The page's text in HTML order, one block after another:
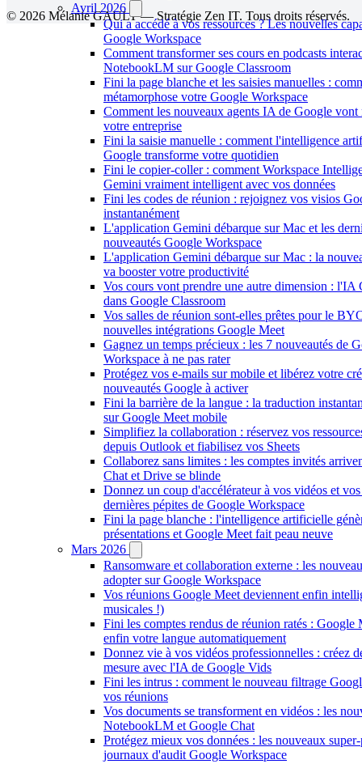
Avril 2026
Qui a accédé à vos ressources ? Les nouvelles
Google Workspace
Comment transformer ses cours en podcasts
NotebookLM sur Google Classroom
Fini la page blanche et les saisies manuelles :
métamorphose votre Google Workspace
Comment les nouveaux agents IA de Google
votre entreprise
Fini la saisie manuelle : comment l'intelligence
Google transforme votre quotidien
Fini le copier-coller : comment Workspace
Gemini vraiment intelligent avec vos données
Fini les codes de réunion : rejoignez vos visios
instantanément
L'application Gemini débarque sur Mac et les
nouveautés Google Workspace
L'application Gemini débarque sur Mac : la
va booster votre productivité
Vos cours vont prendre une autre dimension : l'IA
dans Google Classroom
Vos salles de réunion sont-elles prêtes pour le
nouvelles intégrations Google Meet
Gagnez un temps précieux : les 7 nouveautés de
Workspace à ne pas rater
Protégez vos e-mails sur mobile et libérez votre
nouveautés Google à activer
Fini la barrière de la langue : la traduction
sur Google Meet mobile
Simplifiez la collaboration : réservez vos
depuis Outlook et fiabilisez vos Sheets
Collaborez sans limites : les comptes invités
Chat et Drive se blinde
Donnez un coup d'accélérateur à vos vidéos et
dernières pépites de Google Workspace
Fini la page blanche : l'intelligence artificielle
présentations et Google Meet fait peau neuve
Mars 2026
Ransomware et collaboration externe : les
adopter sur Google Workspace
Vos réunions Google Meet deviennent enfin
musicales !)
Fini les comptes rendus de réunion ratés : Google
enfin votre langue automatiquement
Donnez vie à vos vidéos professionnelles : créez
mesure avec l'IA de Google Vids
Fini les intrus : comment le nouveau filtrage
vos réunions
Vos documents se transforment en vidéos : les
NotebookLM et Google Chat
Protégez mieux vos données : les nouveaux
journaux d'audit Google Workspace
© 2026 Mélanie GAULT — Stratégie Zen IT. Tous droits réservés.